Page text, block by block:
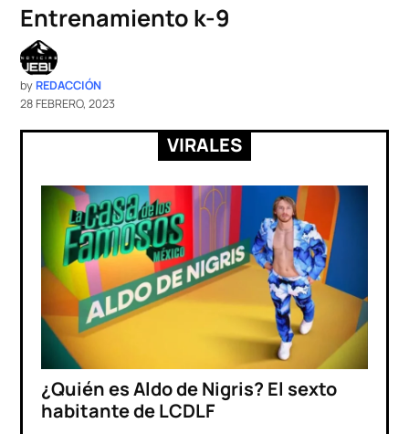
Entrenamiento k-9
by REDACCIÓN
28 FEBRERO, 2023
VIRALES
¿Quién es Aldo de Nigris? El sexto
habitante de LCDLF